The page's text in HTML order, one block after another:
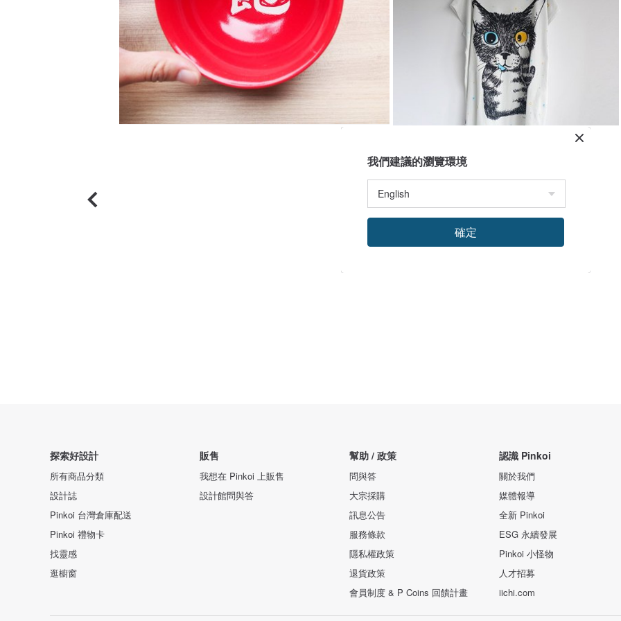
探索好設計
所有商品分類
設計誌
Pinkoi 台灣倉庫配送
Pinkoi 禮物卡
找靈感
逛櫥窗
販售
我想在 Pinkoi 上販售
設計館問與答
幫助 / 政策
問與答
大宗採購
訊息公告
服務條款
隱私權政策
退貨政策
會員制度 & P Coins 回饋計畫
認識 Pinkoi
關於我們
媒體報導
全新 Pinkoi
ESG 永續發展
Pinkoi 小怪物
人才招募
iichi.com
我們建議的瀏覽環境
確定